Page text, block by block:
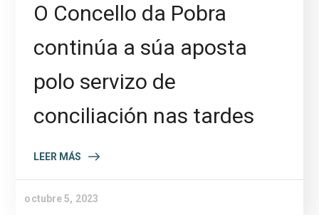
O Concello da Pobra
continúa a súa aposta
polo servizo de
conciliación nas tardes
LEER MÁS
octubre 5, 2023